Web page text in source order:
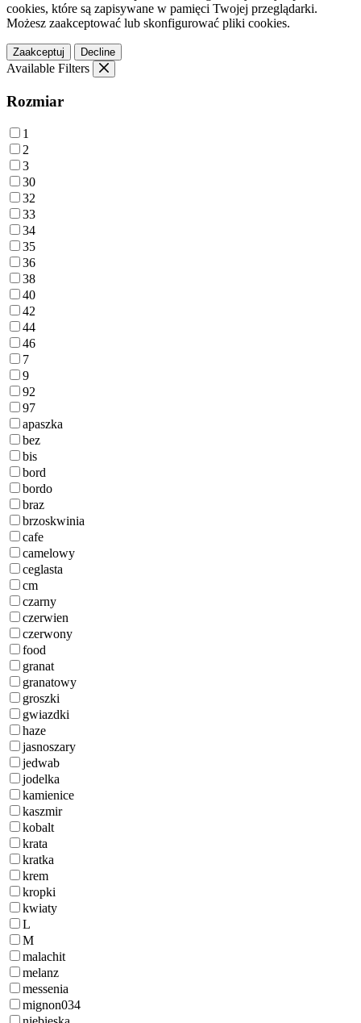
cookies, które są zapisywane w pamięci Twojej przeglądarki.
Możesz zaakceptować lub skonfigurować pliki cookies.
Zaakceptuj Decline
Available Filters
Rozmiar
1
2
3
30
32
33
34
35
36
38
40
42
44
46
7
9
92
97
apaszka
bez
bis
bord
bordo
braz
brzoskwinia
cafe
camelowy
ceglasta
cm
czarny
czerwien
czerwony
food
granat
granatowy
groszki
gwiazdki
haze
jasnoszary
jedwab
jodelka
kamienice
kaszmir
kobalt
krata
kratka
krem
kropki
kwiaty
L
M
malachit
melanz
messenia
mignon034